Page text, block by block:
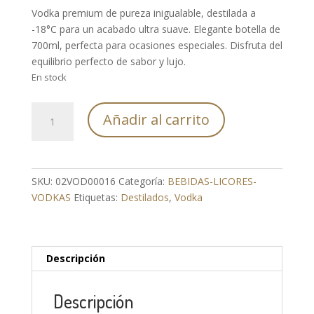
Vodka premium de pureza inigualable, destilada a
-18°C para un acabado ultra suave. Elegante botella de
700ml, perfecta para ocasiones especiales. Disfruta del
equilibrio perfecto de sabor y lujo.
En stock
Añadir al carrito
SKU: 02VOD00016 Categoría: BEBIDAS-LICORES-
VODKAS Etiquetas: Destilados, Vodka
Descripción
Descripción